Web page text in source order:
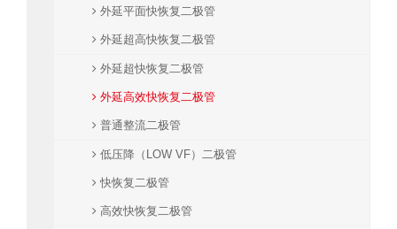
外延平面快恢复二极管
外延超高快恢复二极管
外延超快恢复二极管
外延高效快恢复二极管
普通整流二极管
低压降（LOW VF）二极管
快恢复二极管
高效快恢复二极管